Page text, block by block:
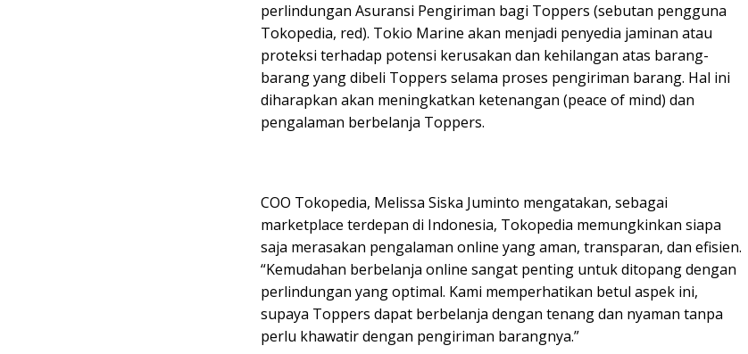
perlindungan Asuransi Pengiriman bagi Toppers (sebutan pengguna
Tokopedia, red). Tokio Marine akan menjadi penyedia jaminan atau
proteksi terhadap potensi kerusakan dan kehilangan atas barang-
barang yang dibeli Toppers selama proses pengiriman barang. Hal ini
diharapkan akan meningkatkan ketenangan (peace of mind) dan
pengalaman berbelanja Toppers.
COO Tokopedia, Melissa Siska Juminto mengatakan, sebagai
marketplace terdepan di Indonesia, Tokopedia memungkinkan siapa
saja merasakan pengalaman online yang aman, transparan, dan efisien.
“Kemudahan berbelanja online sangat penting untuk ditopang dengan
perlindungan yang optimal. Kami memperhatikan betul aspek ini,
supaya Toppers dapat berbelanja dengan tenang dan nyaman tanpa
perlu khawatir dengan pengiriman barangnya.”